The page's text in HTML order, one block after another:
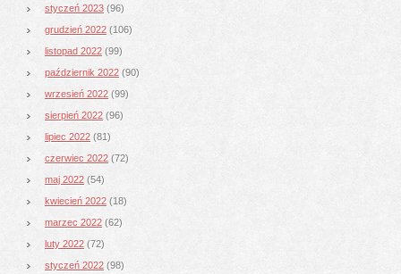
styczeń 2023 (96)
grudzień 2022 (106)
listopad 2022 (99)
październik 2022 (90)
wrzesień 2022 (99)
sierpień 2022 (96)
lipiec 2022 (81)
czerwiec 2022 (72)
maj 2022 (54)
kwiecień 2022 (18)
marzec 2022 (62)
luty 2022 (72)
styczeń 2022 (98)